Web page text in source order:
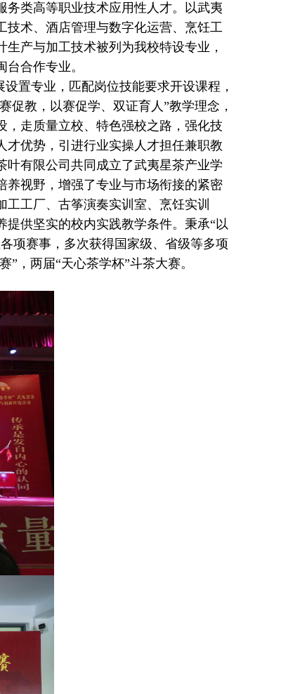
类高等职业技术应用性人才。以武夷
技术、酒店管理与数字化运营、烹饪工
产与加工技术被列为我校特设专业，
合作专业。
置专业，匹配岗位技能要求开设课程，
促教，以赛促学、双证育人”教学理念，
走质量立校、特色强校之路，强化技
优势，引进行业实操人才担任兼职教
叶有限公司共同成立了武夷星茶产业学
养视野，增强了专业与市场衔接的紧密
工厂、古筝演奏实训室、烹饪实训
供坚实的校内实践教学条件。秉承“以
项赛事，多次获得国家级、省级等多项
，两届“天心茶学杯”斗茶大赛。